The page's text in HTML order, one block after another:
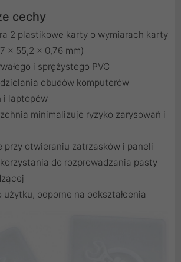
cechy
2 plastikowe karty o wymiarach karty
x 55,2 x 0,76 mm)
i sprężystego PVC
obudów komputerów
i laptopów
minimalizuje ryzyko zarysowań i
przy otwieraniu zatrzasków i paneli
do rozprowadzania pasty
odporne na odkształcenia